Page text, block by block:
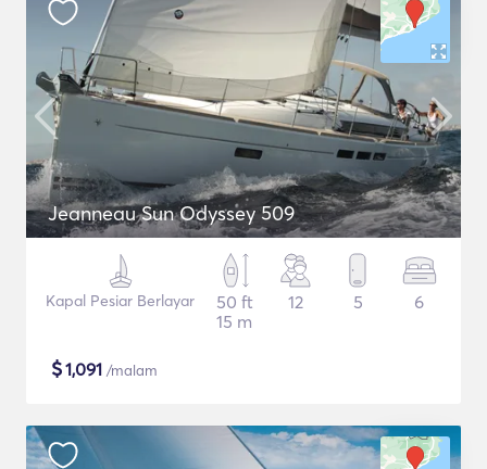
Jeanneau Sun Odyssey 509
Kapal Pesiar Berlayar
50 ft
15 m
12 5 6
$1,091 /malam